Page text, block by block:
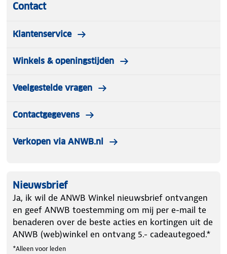
Contact
Klantenservice
Winkels & openingstijden
Veelgestelde vragen
Contactgegevens
Verkopen via ANWB.nl
Nieuwsbrief
Ja, ik wil de ANWB Winkel nieuwsbrief ontvangen
en geef ANWB toestemming om mij per e-mail te
benaderen over de beste acties en kortingen uit de
ANWB (web)winkel en ontvang 5.- cadeautegoed.*
*Alleen voor leden